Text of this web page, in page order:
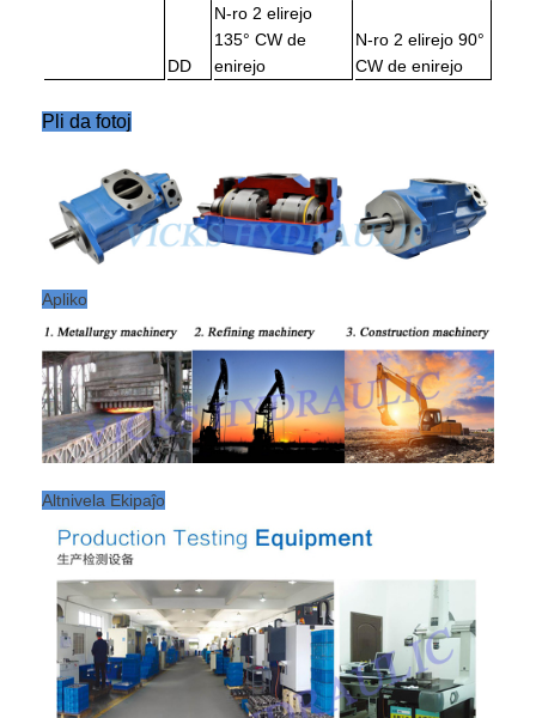
DD
N-ro 2 elirejo
135° CW de
enirejo
N-ro 2 elirejo 90°
CW de enirejo
Pli da fotoj
Apliko
Altnivela Ekipaĵo